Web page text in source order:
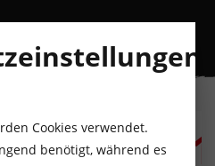
DI
11 MI
12
Cookies verwendet.
benötigt, während es